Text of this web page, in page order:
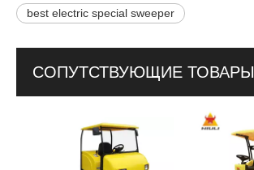
best electric special sweeper
СОПУТСТВУЮЩИЕ ТОВАРЫ